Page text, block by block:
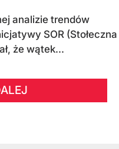
analizie trendów
SOR (Stołeczna
że wątek...